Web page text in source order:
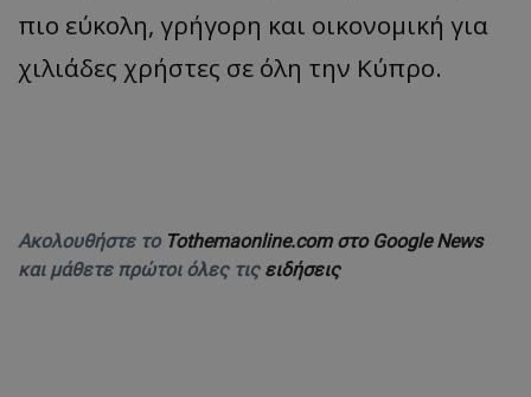
πιο εύκολη, γρήγορη και οικονομική για
χιλιάδες χρήστες σε όλη την Κύπρο.
Ακολουθήστε το Tothemaonline.com στο Google News
και μάθετε πρώτοι όλες τις ειδήσεις